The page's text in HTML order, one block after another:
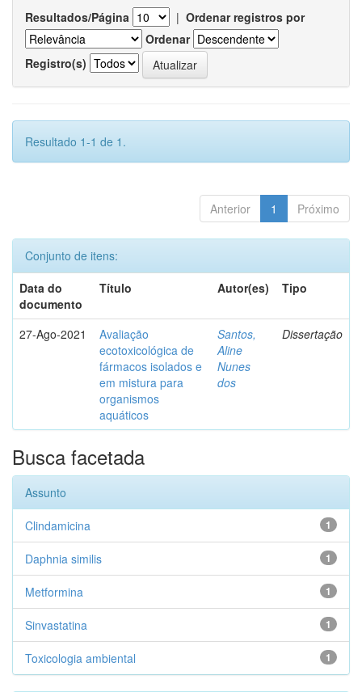
Resultados/Página | Ordenar registros por
Ordenar
Registro(s)
Resultado 1-1 de 1.
Anterior 1 Próximo
Conjunto de itens:
Data do
documento
Título Autor(es) Tipo
27-Ago-2021
Avaliação
ecotoxicológica de
fármacos isolados e
em mistura para
organismos
aquáticos
Santos,
Aline
Nunes
dos
Dissertação
Busca facetada
Assunto
1
Clindamicina
1
Daphnia similis
1
Metformina
1
Sinvastatina
1
Toxicologia ambiental